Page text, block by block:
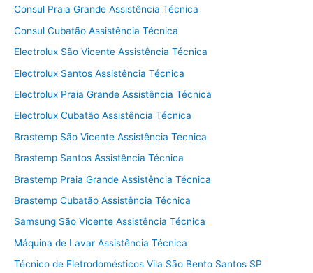
Consul Praia Grande Assistência Técnica
Consul Cubatão Assistência Técnica
Electrolux São Vicente Assistência Técnica
Electrolux Santos Assistência Técnica
Electrolux Praia Grande Assistência Técnica
Electrolux Cubatão Assistência Técnica
Brastemp São Vicente Assistência Técnica
Brastemp Santos Assistência Técnica
Brastemp Praia Grande Assistência Técnica
Brastemp Cubatão Assistência Técnica
Samsung São Vicente Assistência Técnica
Máquina de Lavar Assistência Técnica
Técnico de Eletrodomésticos Vila São Bento Santos SP